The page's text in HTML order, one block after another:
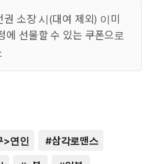
권 소장 시(대여 제외) 이미
에 선물할 수 있는 쿠폰으로
>연인 #삼각로맨스